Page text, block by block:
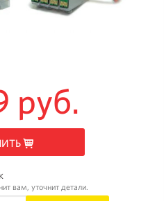
руб.
вам, уточнит детали.